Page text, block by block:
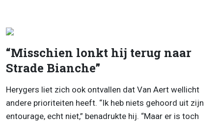
“Misschien lonkt hij terug naar
Strade Bianche”
Herygers liet zich ook ontvallen dat Van Aert wellicht
andere prioriteiten heeft. “Ik heb niets gehoord uit zijn
entourage, echt niet,” benadrukte hij. “Maar er is toch